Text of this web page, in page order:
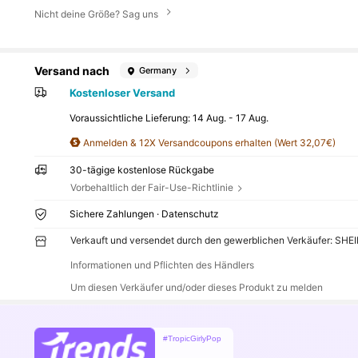
Nicht deine Größe? Sag uns
Versand nach Germany
Kostenloser Versand
Voraussichtliche Lieferung:14 Aug. - 17 Aug.
Anmelden & 12X Versandcoupons erhalten (Wert 32,07€)
30-tägige kostenlose Rückgabe
Vorbehaltlich der Fair-Use-Richtlinie
Sichere Zahlungen · Datenschutz
Verkauft und versendet durch den gewerblichen Verkäufer:
Informationen und Pflichten des Händlers
Um diesen Verkäufer und/oder dieses Produkt zu melden
#TropicGirlyPop